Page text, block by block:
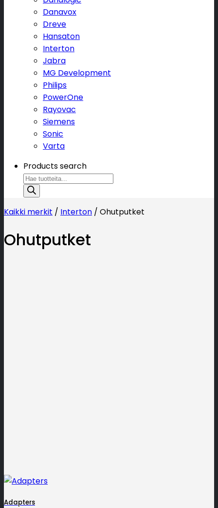
Danavox
Dreve
Hansaton
Interton
Jabra
MG Development
Philips
PowerOne
Rayovac
Siemens
Sonic
Varta
Products search
Kaikki merkit / Interton / Ohutputket
Ohutputket
Adapters